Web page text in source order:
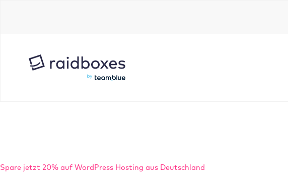
Spare jetzt 20% auf WordPress Hosting aus Deutschland